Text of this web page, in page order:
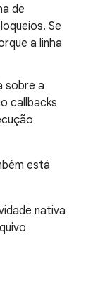
de
Se
a linha
sobre a
callbacks
está
nativa